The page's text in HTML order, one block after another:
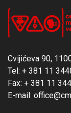
Cvijićeva 90,
Tel: + 381 11
Fax: + 381 11
E-mail: